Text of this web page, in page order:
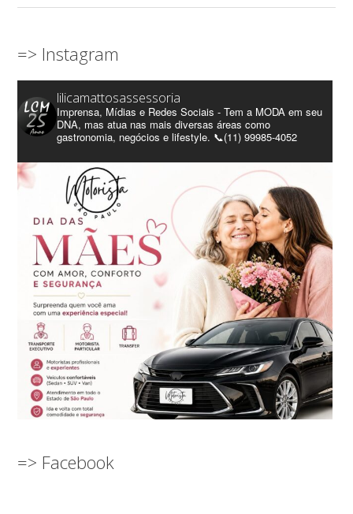
=> Instagram
lilicamattosassessoria
Imprensa, Mídias e Redes Sociais - Tem a MODA em seu
DNA, mas atua nas mais diversas áreas como
gastronomia, negócios e lifestyle. 📞(11) 99985-4052
=> Facebook